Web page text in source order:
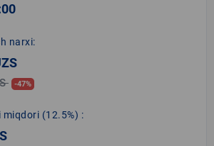
narxi:
-47%
miqdori (12.5%) :